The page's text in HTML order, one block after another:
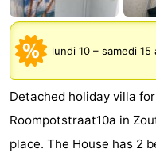
Soutelande
Chambre
d'hôtes
Chaumières
-
lundi 10 – samedi
Detached holiday villa
Roompotstraat10a in
place. The House has 2